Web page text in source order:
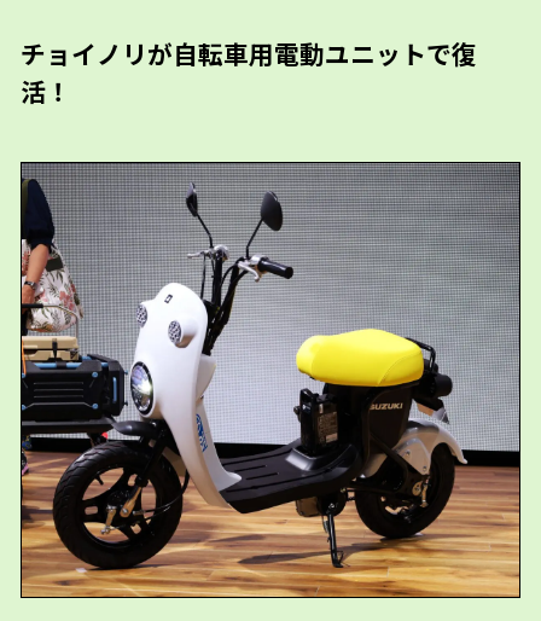
チョイノリが自転車用電動ユニットで復
活！